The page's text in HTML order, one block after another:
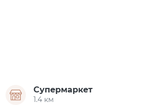
Супермаркет
1.4 км